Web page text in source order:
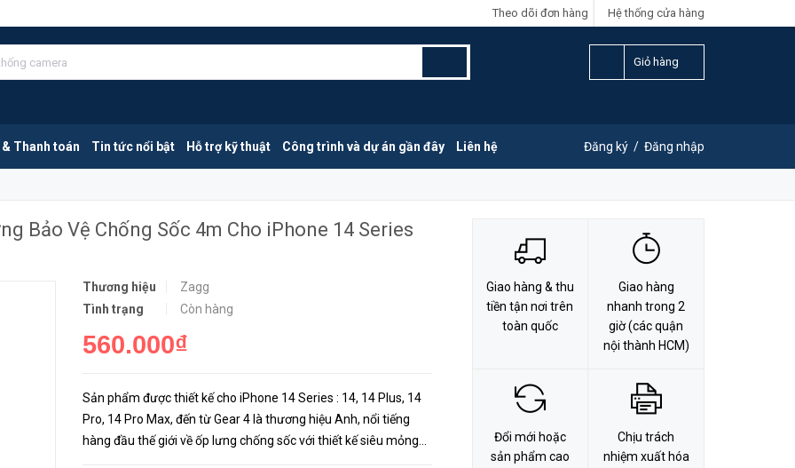
Hệ thống cửa hàng
Theo dõi đơn hàng
Giỏ hàng
Thanh toán Tin tức nổi bật Hỗ trợ kỹ thuật Công trình và dự án gần đây Liên hệ Đăng ký / Đăng nhập
Bảo Vệ Chống Sốc 4m Cho iPhone 14 Series
Thương hiệu
Zagg
Tình trạng
Còn hàng
560.000₫
Sản phẩm được thiết kế cho iPhone 14 Series : 14, 14 Plus, 14
Pro, 14 Pro Max, đến từ Gear 4 là thương hiệu Anh, nổi tiếng
hàng đầu thế giới về ốp lưng chống sốc với thiết kế siêu mỏng
MUA NGAY LIÊN HỆ ĐẶT HÀNG
Giao hàng & thu
tiền tận nơi trên
toàn quốc
Giao hàng
nhanh trong 2
giờ (các quận
nội thành HCM)
Đổi mới hoặc
sản phẩm cao
Chịu trách
nhiệm xuất hóa